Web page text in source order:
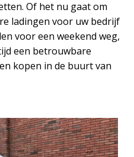
Of het nu gaat om
ladingen voor uw bedrijf
voor een weekend weg,
een betrouwbare
kopen in de buurt van